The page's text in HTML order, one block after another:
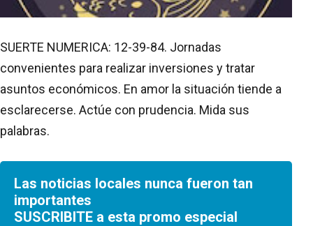
SUERTE NUMERICA: 12-39-84. Jornadas
convenientes para realizar inversiones y tratar
asuntos económicos. En amor la situación tiende a
esclarecerse. Actúe con prudencia. Mida sus
palabras.
Las noticias locales nunca fueron tan
importantes
SUSCRIBITE a esta promo especial